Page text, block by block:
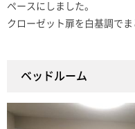
ペースにしました。
クローゼット扉を白基調で
ベッドルーム